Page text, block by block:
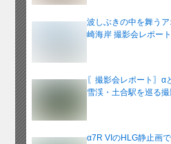
波しぶきの中を舞う
崎海岸 撮影会レポート
〖撮影会レポート〗
雪渓・土合駅を巡る
α7R VIのHLG静止画